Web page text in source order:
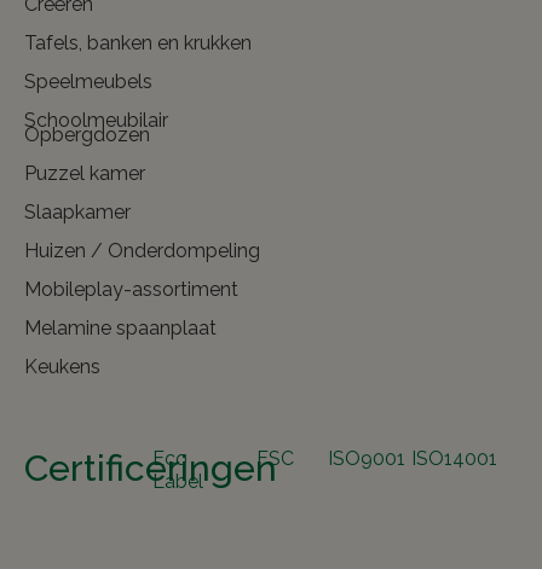
Tafels, banken en krukken
Speelmeubels
Schoolmeubilair
Opbergdozen
Puzzel kamer
Slaapkamer
Huizen / Onderdompeling
Mobileplay-assortiment
Melamine spaanplaat
Keukens
Certificeringen
Eco
Label
FSC ISO9001 ISO14001